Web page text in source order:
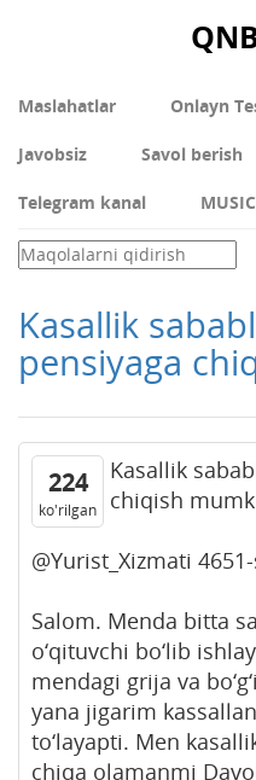
Maslahatlar Onlayn
Javobsiz Savol berish
Telegram kanal
Kasallik
pensiyaga
224
ko'rilgan
Kasallik
chiqish
@Yurist_Xizmati
Salom. Menda bitta
o‘qituvchi bo‘lib
mendagi grija va
yana jigarim
to‘layapti. Men
chiqa olamanmi